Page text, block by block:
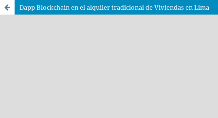
Dapp Blockchain en el alquiler tradicional de Viviendas en Lima